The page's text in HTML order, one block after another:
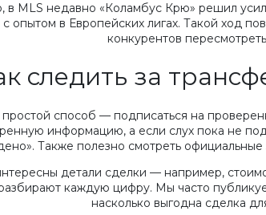
в MLS недавно «Коламбус Крю» решил
с опытом в Европейских лигах. Такой ход
конкурентов
следить за
способ — подписаться на
информацию, а если слух пока не
Также полезно смотреть официальные
детали сделки — например,
разбирают каждую цифру. Мы часто
насколько выгодна сделка
Как вы учите детей математике
виде игры?
3 фев 2023